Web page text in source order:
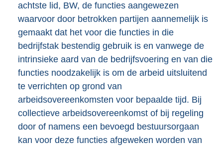
achtste lid, BW, de functies aangewezen
waarvoor door betrokken partijen aannemelijk is
gemaakt dat het voor die functies in die
bedrijfstak bestendig gebruik is en vanwege de
intrinsieke aard van de bedrijfsvoering en van die
functies noodzakelijk is om de arbeid uitsluitend
te verrichten op grond van
arbeidsovereenkomsten voor bepaalde tijd. Bij
collectieve arbeidsovereenkomst of bij regeling
door of namens een bevoegd bestuursorgaan
kan voor deze functies afgeweken worden van